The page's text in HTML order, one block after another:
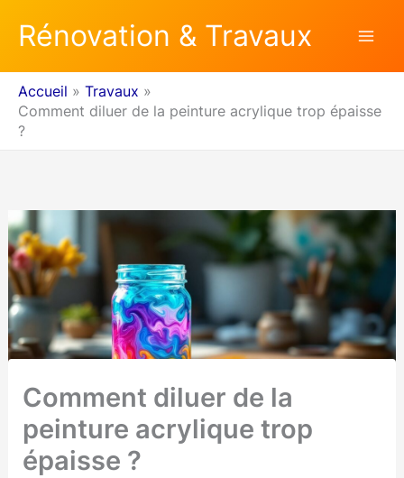
Rénovation & Travaux
Accueil
Travaux
Comment diluer de la peinture acrylique trop épaisse
?
Comment diluer de la
peinture acrylique trop
épaisse ?